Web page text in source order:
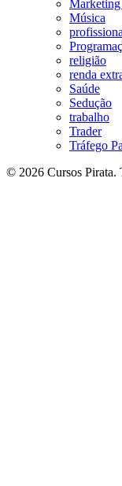
Música
religião
renda
Saúde
Sedução
trabalho
Trader
Tráfego
© 2026 Cursos Pirata.